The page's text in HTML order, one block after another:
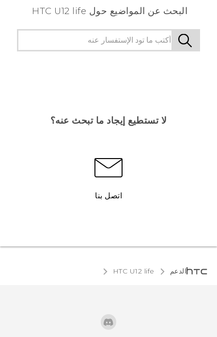
البحث عن المواضيع حول HTC U12 life
لا تستطيع إيجاد ما تبحث عنه؟
اتصل بنا
الدعم HTC U12 life‎